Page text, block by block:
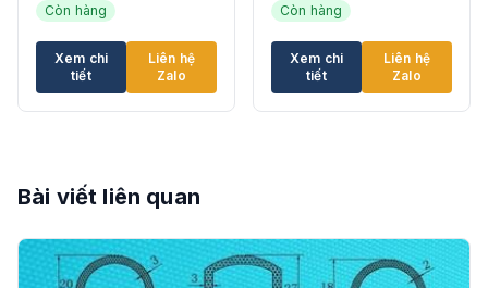
Còn hàng
Xem chi
tiết
Liên hệ
Zalo
Còn hàng
Xem chi
tiết
Liên hệ
Zalo
Bài viết liên quan